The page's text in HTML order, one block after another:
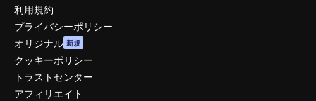
利用規約
プライバシーポリシー
オリジナル 新規
クッキーポリシー
トラストセンター
アフィリエイト